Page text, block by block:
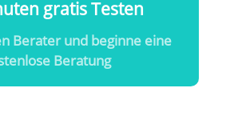
gratis Testen
Berater und beginne eine
Beratung